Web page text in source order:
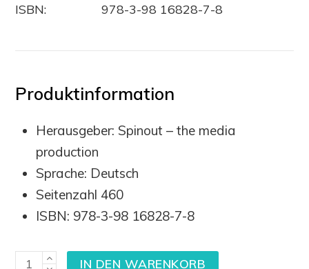
ISBN: 978-3-98 16828-7-8
Produktinformation
Herausgeber: Spinout – the media
production
Sprache: Deutsch
Seitenzahl 460
ISBN: 978-3-98 16828-7-8
Botschaft IN DEN WARENKORB